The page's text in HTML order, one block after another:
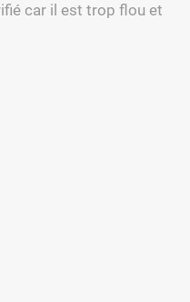
car il est trop flou et